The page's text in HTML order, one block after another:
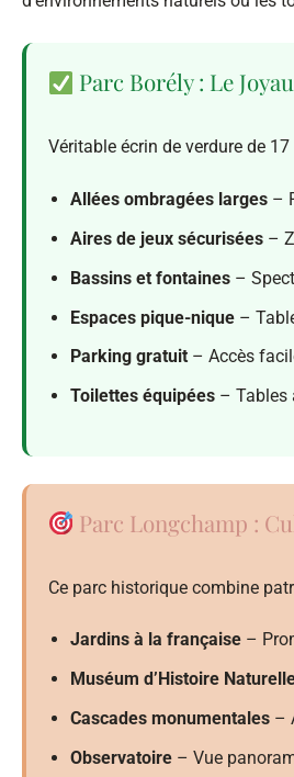
Parc Borély : Le
Véritable écrin de verdure de
Allées ombragées larges –
Aires de jeux sécurisées –
Bassins et fontaines –
Espaces pique-nique –
Parking gratuit – Accès
Toilettes équipées – Tables
Parc Longchamp :
Ce parc historique combine
Jardins à la française –
Muséum d’Histoire
Cascades monumentales –
Observatoire – Vue